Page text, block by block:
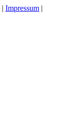
| Impressum |